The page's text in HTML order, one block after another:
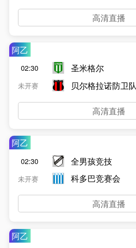
高清直播
阿乙
02:30
未开赛
圣米格尔
贝尔格拉诺防卫队
高清直播
阿乙
02:30
未开赛
全男孩竞技
科多巴竞赛会
高清直播
阿乙